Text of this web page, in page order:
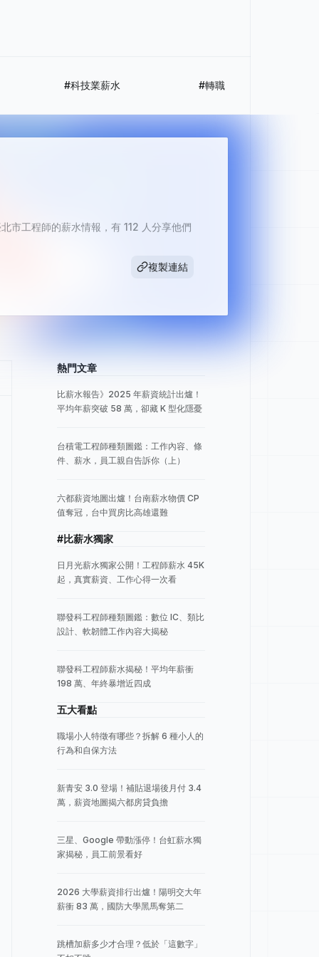
#科技業薪水 #轉職
市工程師的薪水情報，有 112 人分享他們
複製連結
熱門文章
比薪水報告》2025 年薪資統計出爐！
平均年薪突破 58 萬，卻藏 K 型化隱憂
台積電工程師種類圖鑑：工作內容、條
件、薪水，員工親自告訴你（上）
六都薪資地圖出爐！台南薪水物價 CP
值奪冠，台中買房比高雄還難
#比薪水獨家
日月光薪水獨家公開！工程師薪水 45K
起，真實薪資、工作心得一次看
聯發科工程師種類圖鑑：數位 IC、類比
設計、軟韌體工作內容大揭秘
聯發科工程師薪水揭秘！平均年薪衝
198 萬、年終暴增近四成
五大看點
職場小人特徵有哪些？拆解 6 種小人的
行為和自保方法
新青安 3.0 登場！補貼退場後月付 3.4
萬，薪資地圖揭六都房貸負擔
三星、Google 帶動漲停！台虹薪水獨
家揭秘，員工前景看好
2026 大學薪資排行出爐！陽明交大年
薪衝 83 萬，國防大學黑馬奪第二
跳槽加薪多少才合理？低於「這數字」